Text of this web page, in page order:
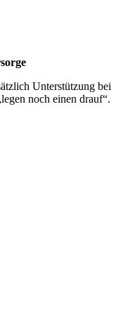
Unterstützung bei
noch einen drauf“.